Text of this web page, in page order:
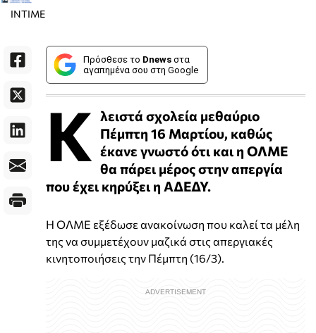
INTIME
Πρόσθεσε το Dnews στα
αγαπημένα σου στη Google
Κ λειστά σχολεία μεθαύριο
Πέμπτη 16 Μαρτίου, καθώς
έκανε γνωστό ότι και η ΟΛΜΕ
θα πάρει μέρος στην απεργία
που έχει κηρύξει η ΑΔΕΔΥ.
Η ΟΛΜΕ εξέδωσε ανακοίνωση που καλεί τα μέλη
της να συμμετέχουν μαζικά στις απεργιακές
κινητοποιήσεις την Πέμπτη (16/3).